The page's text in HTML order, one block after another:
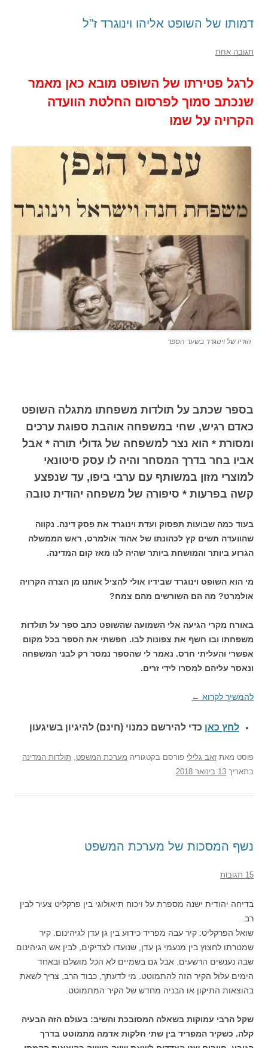
דמותו של השופט אליהו וינוגרד ז"ל
תגובה אחת
לרגל פטירתו של השופט מובא כאן מאמר
שנכתב סמוך לפרסום החלטת הוועדה
הקרויה על שמו
הוריו של וינוגרד בשער הספר
בספר שכתב על תולדות משפחתו מתגלה השופט
כאדם רגיש, שחי במשפחה אוהבת ספוגת ערכים
ומסורת * הוא נצר למשפחה של גדולי תורה * אבל
אביו בחר בדרך המסחר והיה לו עסק סיטונאי
למוצרי מזון במשותף עם ערבי ביפו, עד שנפצע
קשה בפרעות * סיפורה של משפחה יהודית טובה
בעוד כמה שבועות תפסוק ועדת וינוגרד את פסק דינה. נקווה
שהוועדה תשים קץ לכהונתו של אהוד אולמרט, ראש הממשלה
הגרוע ביותר והמושחת ביותר שהיה לנו מאז קום המדינה.
מי הוא השופט וינוגרד שבידיו אולי להציל אותנו מן הצרה הקרויה
אולמרט? מה הם השורשים מהם צמח?
באורח מקרי הגיעה אלי השמועה שהשופט כתב ספר על תולדות
משפחתו ובו חשף את צפונות לבו. חפשתי את הספר בכל מקום
אפשרי והעליתי חרס. נאמר לי שהספר נמסר רק לבני המשפחה
ונאסר עליהם למסרו לידי זרים.
להמשיך לקרוא←
לחץ כאן כדי להירשם כ מנוי (חינם) להיגיון בשיגעון
פוסטמאתזאב גליליפורסם בקטגוריהמערכת המשפט,תולדות המדינה
בתאריך13 בינואר 2018 .
נשף המסכות של מערכת המשפט
15 תגובות
בדיחה יהודית ישנה מספרת על ויכוח תיאולוגי בין פרקליט צעיר לבין
רב.
שואל הפרקליט: קיר עבה מפריד כידוע בין גן עדן לגיהינום. קיר
שמטרתו לחצוץ בין מנעמי גן עדן, שנועדו לצדיקים, לבין אש הגיהינום
שבה נענשים הרשעים. אבל גם בשמיים לא הכל מושלם ובאחד
הימים עלול הקיר הזה להתמוטט. מי לדעתך, כבוד הרב, צריך לשאת
בהוצאות התיקון או הבניה מחדש של הקיר המתמוטט.
שקל הרבי עמוקות בשאלה המסובכת והשיב: בעולם הזה הבעיה
קלה. כשקיר המפריד בין שתי חלקות אדמה מתמוטט בדרך